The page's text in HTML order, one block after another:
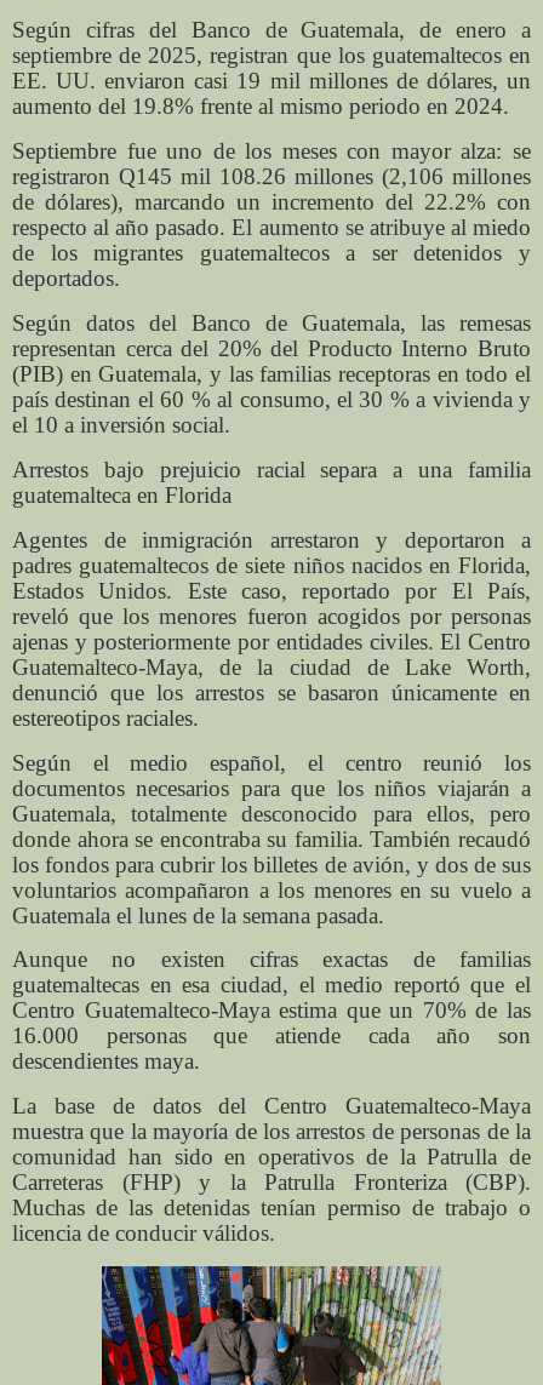
Según cifras del Banco de Guatemala, de enero a
septiembre de 2025, registran que los guatemaltecos en
EE. UU. enviaron casi 19 mil millones de dólares, un
aumento del 19.8% frente al mismo periodo en 2024.
Septiembre fue uno de los meses con mayor alza: se
registraron Q145 mil 108.26 millones (2,106 millones
de dólares), marcando un incremento del 22.2% con
respecto al año pasado. El aumento se atribuye al miedo
de los migrantes guatemaltecos a ser detenidos y
deportados.
Según datos del Banco de Guatemala, las remesas
representan cerca del 20% del Producto Interno Bruto
(PIB) en Guatemala, y las familias receptoras en todo el
país destinan el 60 % al consumo, el 30 % a vivienda y
el 10 a inversión social.
Arrestos bajo prejuicio racial separa a una familia
guatemalteca en Florida
Agentes de inmigración arrestaron y deportaron a
padres guatemaltecos de siete niños nacidos en Florida,
Estados Unidos. Este caso, reportado por El País,
reveló que los menores fueron acogidos por personas
ajenas y posteriormente por entidades civiles. El Centro
Guatemalteco-Maya, de la ciudad de Lake Worth,
denunció que los arrestos se basaron únicamente en
estereotipos raciales.
Según el medio español, el centro reunió los
documentos necesarios para que los niños viajarán a
Guatemala, totalmente desconocido para ellos, pero
donde ahora se encontraba su familia. También recaudó
los fondos para cubrir los billetes de avión, y dos de sus
voluntarios acompañaron a los menores en su vuelo a
Guatemala el lunes de la semana pasada.
Aunque no existen cifras exactas de familias
guatemaltecas en esa ciudad, el medio reportó que el
Centro Guatemalteco-Maya estima que un 70% de las
16.000 personas que atiende cada año son
descendientes maya.
La base de datos del Centro Guatemalteco-Maya
muestra que la mayoría de los arrestos de personas de la
comunidad han sido en operativos de la Patrulla de
Carreteras (FHP) y la Patrulla Fronteriza (CBP).
Muchas de las detenidas tenían permiso de trabajo o
licencia de conducir válidos.